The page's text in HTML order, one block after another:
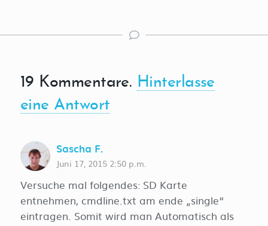
19 Kommentare. Hinterlasse
eine Antwort
Sascha F.
Juni 17, 2015 2:50 p.m.
Versuche mal folgendes: SD Karte
entnehmen, cmdline.txt am ende „single“
eintragen. Somit wird man Automatisch als